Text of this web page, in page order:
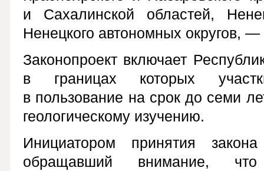
и Сахалинской областей,
Ненецкого автономных округов,
Законопроект включает
в границах которых
в пользование на срок до семи
геологическому изучению.
Инициатором принятия
обращавший внимание, что